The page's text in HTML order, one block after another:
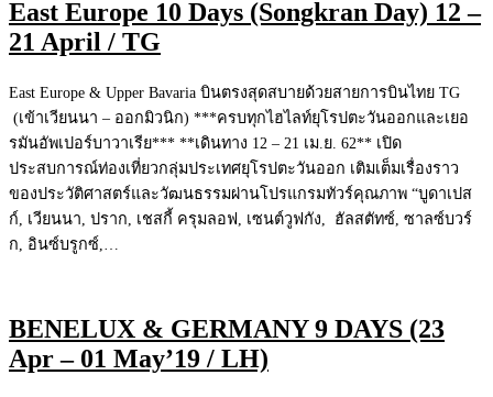
East Europe 10 Days (Songkran Day) 12 –
21 April / TG
East Europe & Upper Bavaria บินตรงสุดสบายด้วยสายการบินไทย TG
(เข้าเวียนนา – ออกมิวนิก) ***ครบทุกไฮไลท์ยุโรปตะวันออกและเยอ
รมันอัพเปอร์บาวาเรีย*** **เดินทาง 12 – 21 เม.ย. 62** เปิด
ประสบการณ์ท่องเที่ยวกลุ่มประเทศยุโรปตะวันออก เติมเต็มเรื่องราว
ของประวัติศาสตร์และวัฒนธรรมผ่านโปรแกรมทัวร์คุณภาพ “บูดาเปส
ก์, เวียนนา, ปราก, เชสกี้ ครุมลอฟ, เซนต์วูฟกัง, ฮัลสตัทซ์, ซาลซ์บวร์
ก, อินซ์บรูกซ์,…
BENELUX & GERMANY 9 DAYS (23
Apr – 01 May’19 / LH)